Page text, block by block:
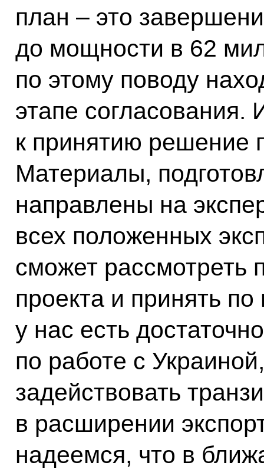
план – это
до мощности в 62
по этому поводу
этапе согласования.
к принятию решение
Материалы,
направлены на
всех положенных
сможет рассмотреть
проекта и принять
у нас есть
по работе с
задействовать
в расширении
надеемся, что в